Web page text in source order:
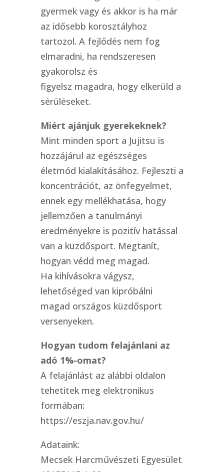
gyermek vagy és akkor is ha már
az idősebb korosztályhoz
tartozol. A fejlődés nem fog
elmaradni, ha rendszeresen
gyakorolsz és
figyelsz magadra, hogy elkerüld a
sérüléseket.
Miért ajánjuk gyerekeknek?
Mint minden sport a Jujitsu is
hozzájárul az egészséges
életmód kialakításához. Fejleszti a
koncentrációt, az önfegyelmet,
ennek egy mellékhatása, hogy
jellemzően a tanulmányi
eredményekre is pozitív hatással
van a küzdősport. Megtanít,
hogyan védd meg magad.
Ha kihívásokra vágysz,
lehetőséged van kipróbálni
magad országos küzdősport
versenyeken.
Hogyan tudom felajánlani az
adó 1%-omat?
A felajánlást az alábbi oldalon
tehetitek meg elektronikus
formában:
https://eszja.nav.gov.hu/
Adataink:
Mecsek Harcművészeti Egyesület